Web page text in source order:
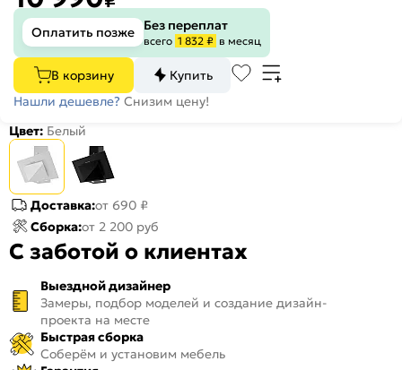
Оплатить позже Без переплат
всего 1 832 ₽ в месяц
В корзину
Купить
Нашли дешевле? Снизим цену!
Цвет: Белый
Доставка:от 690 ₽
Сборка:от 2 200 руб
С заботой о клиентах
Выездной дизайнер
Замеры, подбор моделей и создание дизайн-
проекта на месте
Быстрая сборка
Соберём и установим мебель